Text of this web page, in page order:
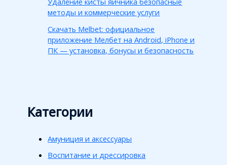
методы и коммерческие услуги
Скачать Melbet: официальное
приложение Мелбет на Android, iPhone и
ПК — установка, бонусы и безопасность
Категории
Амуниция и аксессуары
Воспитание и дрессировка